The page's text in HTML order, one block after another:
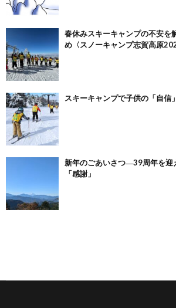
春休みスキーキャンプの不安を
め〈スノーキャンプ志賀高原
スキーキャンプで子供の「自信
新年のごあいさつ―39周年を迎
「感謝」